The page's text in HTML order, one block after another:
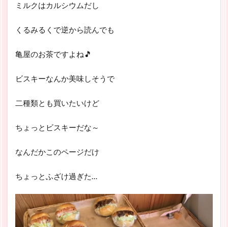
ミルクはカルシウムだし
くるみるくで逆から読んでも
亀屋のお茶ですよね🎵
ビスキーなんか美味しそうで
二種類とも買いたいけど
ちょっとビスキーだな～
なんだかこのページだけ
ちょっとふざけ過ぎた…